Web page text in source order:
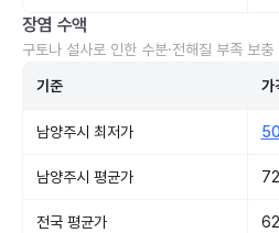
장염 수액
구토나 설사로 인한 수분·전해질 부족 보
기준 가
남양주시 최저가
남양주시 평균가
전국 평균가